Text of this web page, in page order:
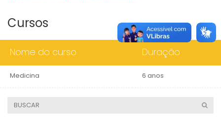
Cursos
Nome do curso Duração
Medicina 6 anos